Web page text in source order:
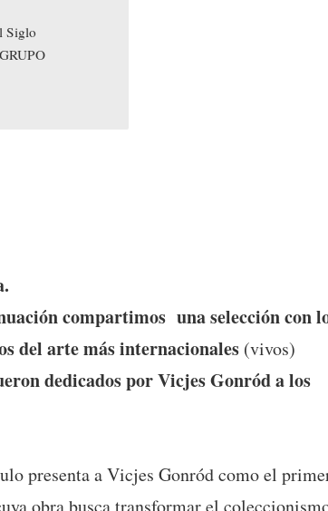
Siglo
compartimos una selección con
del arte más internacionales (vivos)
dedicados por Vicjes Gonród a los
a Vicjes Gonród como el